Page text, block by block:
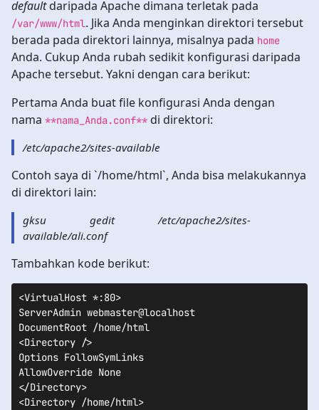
defaultdaripada Apache dimana terletak pada
/var/www/html. Jika Anda menginkan direktori tersebut
berada pada direktori lainnya, misalnya pada home
Anda. Cukup Anda rubah sedikit konfigurasi daripada
Apache tersebut. Yakni dengan cara berikut:
Pertama Anda buat file konfigurasi Anda dengan
nama **nama_Anda.conf** di direktori:
/etc/apache2/sites-available
Contoh saya di `/home/html`, Anda bisa melakukannya
di direktori lain:
gksu gedit /etc/apache2/sites-
available/ali.conf
Tambahkan kode berikut:
<VirtualHost *:80>
DocumentRoot /home/html
<Directory />
Options FollowSymLinks
AllowOverride None
</Directory>
<Directory /home/html>